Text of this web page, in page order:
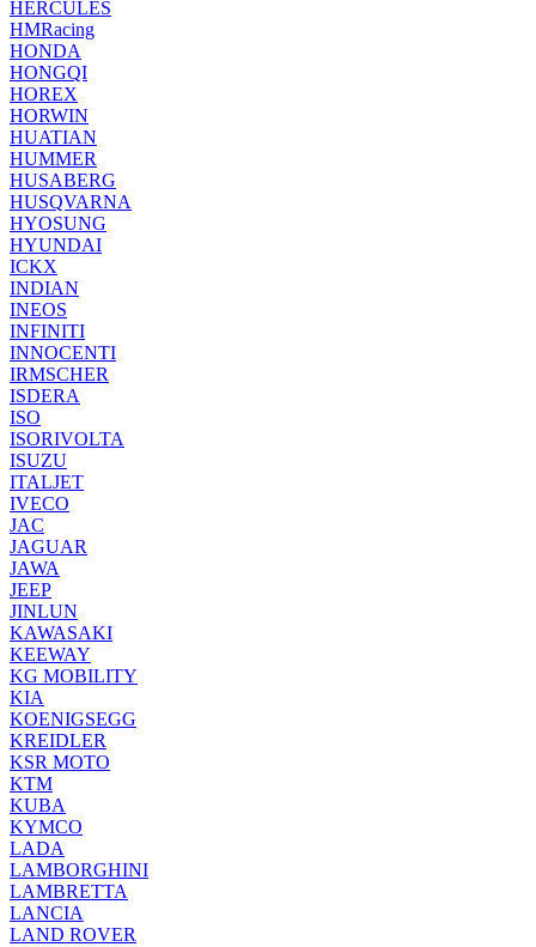
HERCULES
HMRacing
HONDA
HONGQI
HOREX
HORWIN
HUATIAN
HUMMER
HUSABERG
HUSQVARNA
HYOSUNG
HYUNDAI
ICKX
INDIAN
INEOS
INFINITI
INNOCENTI
IRMSCHER
ISDERA
ISO
ISORIVOLTA
ISUZU
ITALJET
IVECO
JAC
JAGUAR
JAWA
JEEP
JINLUN
KAWASAKI
KEEWAY
KG MOBILITY
KIA
KOENIGSEGG
KREIDLER
KSR MOTO
KTM
KUBA
KYMCO
LADA
LAMBORGHINI
LAMBRETTA
LANCIA
LAND ROVER